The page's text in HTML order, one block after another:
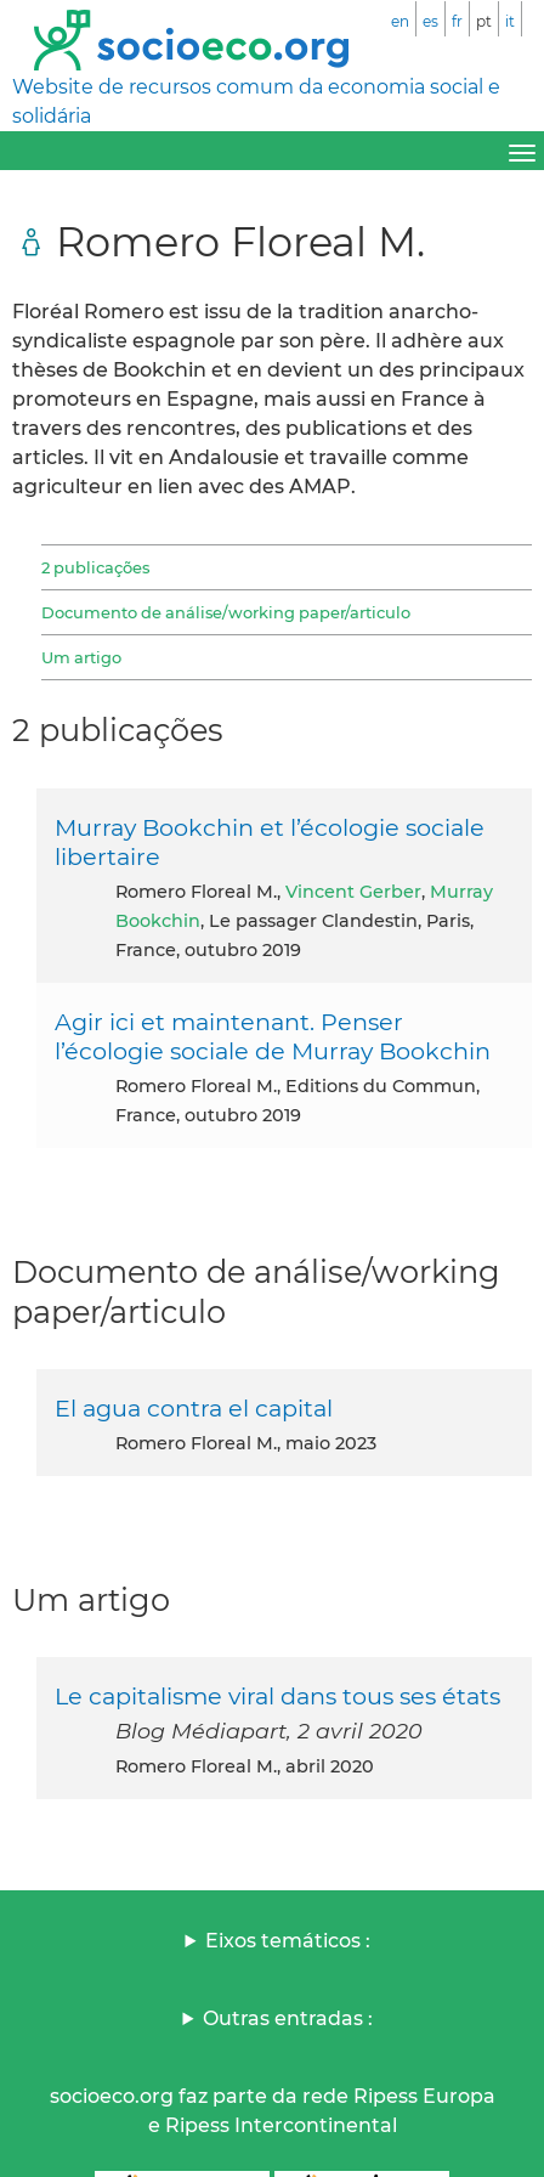
Website de recursos comum da economia social e
solidária
en es fr pt it
Romero Floreal M.
Floréal Romero est issu de la tradition anarcho-
syndicaliste espagnole par son père. Il adhère aux
thèses de Bookchin et en devient un des principaux
promoteurs en Espagne, mais aussi en France à
travers des rencontres, des publications et des
articles. Il vit en Andalousie et travaille comme
agriculteur en lien avec des AMAP.
2 publicações
Documento de análise/working paper/articulo
Um artigo
2 publicações
Murray Bookchin et l’écologie sociale
libertaire
Romero Floreal M., Vincent Gerber, Murray
Bookchin, Le passager Clandestin, Paris,
France, outubro 2019
Agir ici et maintenant. Penser
l’écologie sociale de Murray Bookchin
Romero Floreal M., Editions du Commun,
France, outubro 2019
Documento de análise/working
paper/articulo
El agua contra el capital
Romero Floreal M., maio 2023
Um artigo
Le capitalisme viral dans tous ses états
Blog Médiapart, 2 avril 2020
Romero Floreal M., abril 2020
Eixos temáticos :
Outras entradas :
socioeco.org faz parte da rede Ripess Europa
e Ripess Intercontinental